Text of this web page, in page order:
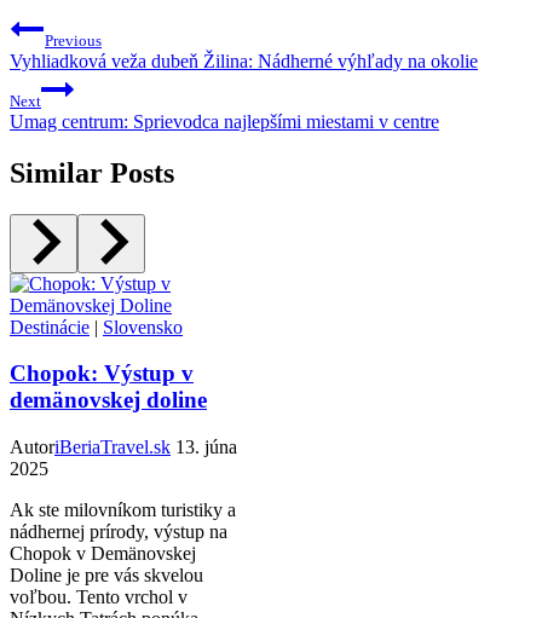
Previous
Vyhliadková veža dubeň Žilina: Nádherné výhľady na okolie
Next
Umag centrum: Sprievodca najlepšími miestami v centre
Similar Posts
Destinácie | Slovensko
Chopok: Výstup v
demänovskej doline
AutoriBeriaTravel.sk 13. júna
2025
Ak ste milovníkom turistiky a
nádhernej prírody, výstup na
Chopok v Demänovskej
Doline je pre vás skvelou
voľbou. Tento vrchol v